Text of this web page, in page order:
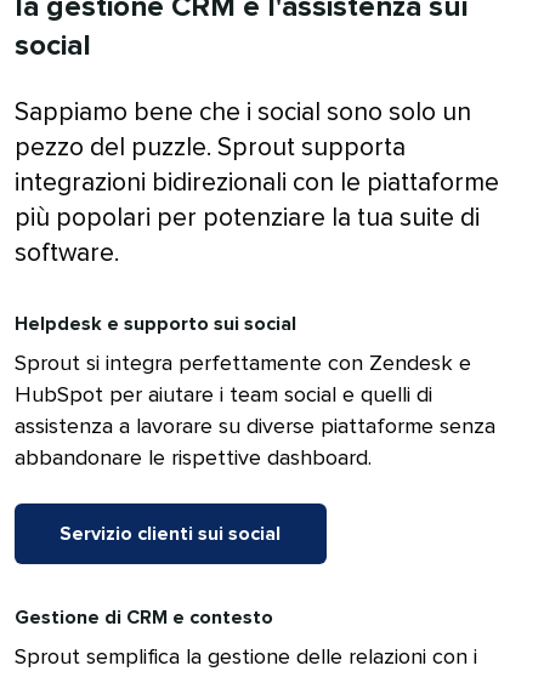
la gestione CRM e l'assistenza sui
social​​
Sappiamo bene che i social sono solo un
pezzo del puzzle. Sprout supporta
integrazioni bidirezionali con le piattaforme
più popolari per potenziare la tua suite di
software.​​
Helpdesk e supporto sui social​​
Sprout si integra perfettamente con Zendesk e
HubSpot per aiutare i team social e quelli di
assistenza a lavorare su diverse piattaforme senza
abbandonare le rispettive dashboard.​​
Servizio clienti sui social​​
Gestione di CRM e contesto​​
Sprout semplifica la gestione delle relazioni con i